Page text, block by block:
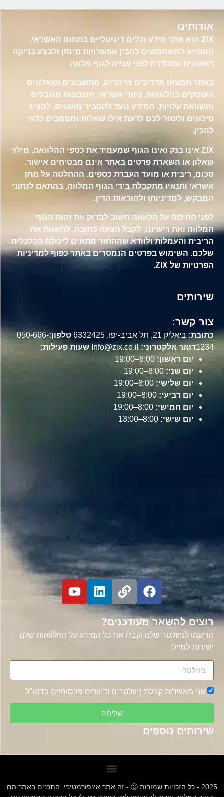
אודותינו
ZIX הוא אתר מידע וכלים דיגיטליים בתחום האשראי,
המסייע למשתמשים להבין אפשרויות מימון ולבצע בדיקה
ראשונית ומסודרת לפני פנייה לגוף מלווה.
באתר תמצאו מדריכים צרכניים, מחשבונים ושאלונים
העוסקים בהלוואות, נתוני אשראי, חשבונות מוגבלים
והשוואת עלויות. המידע נועד להסביר מושגים, להציג
סיכונים ולעזור לכם לדעת אילו שאלות ומסמכים כדאי
להכין.
ZIX אינו בנק ואינו הגוף שמעמיד את כספי ההלוואה. מילוי
שאלון או השארת פרטים באתר אינם מבטיחים אישור,
סכום, ריבית או מועד העברת כספים. ההחלטה על מתן
אשראי ותנאיו מתקבלת בידי הגוף המלווה, בהתאם לנתוני
המבקש, למדיניותו ולהוראות הדין.
לפני חתימה על הלוואה חשוב לבדוק את זהות הגוף
המלווה ואת רישיונו, לקבל הצעה כתובה, להשוות את
הריבית והעמלות ולוודא שההחזר מתאים ליכולת הכלכלית
שלכם. השימוש בפרטים הנמסרים באתר כפוף למדיניות
הפרטיות של ZIX.
שירותים
צור קשר:
כתובת:ביאליק 21, תל אביב-יפו, 6332425 טלפון:050-666-
1234דואר אלקטרוני:Info@zix.co.il
שעות פעילות:
יום ראשון:
יום שני:
יום שלישי:
יום רביעי:
יום חמישי:
יום שישי:
רוצים להשאר מעודכנים?
הרשמו לניוזלטר שלנו וקבלו את כל המידע על ההלוואות שלנו
ישירות למייל:
אני מאשר/ת קבלת ניוזלטרים ודיוורים פרסומיים בדוא"ל
שליחה
שירותים נוספים
2025 - כל הזכויות שמורות Ⓒ - זה אתר אינפורמטיבי. התכנים באתר הם